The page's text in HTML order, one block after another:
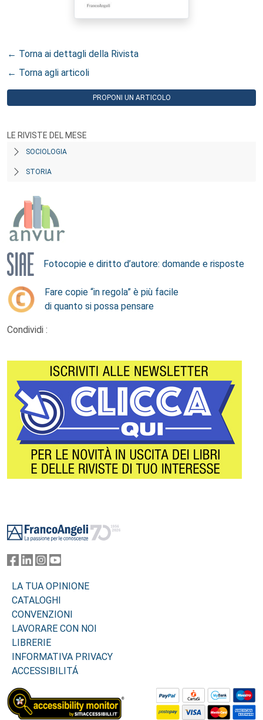
← Torna ai dettagli della Rivista
← Torna agli articoli
PROPONI UN ARTICOLO
LE RIVISTE DEL MESE
SOCIOLOGIA
STORIA
Fotocopie e diritto d’autore: domande e risposte
Fare copie “in regola” è più facile
di quanto si possa pensare
Condividi :
LA TUA OPINIONE
CATALOGHI
CONVENZIONI
LAVORARE CON NOI
LIBRERIE
INFORMATIVA PRIVACY
ACCESSIBILITÁ